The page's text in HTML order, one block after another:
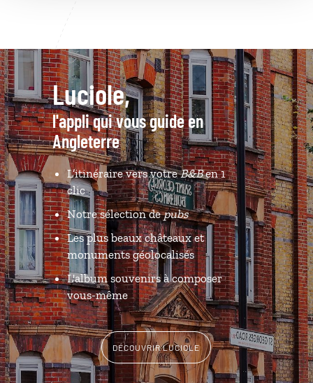
Luciole,
l'appli qui vous guide en
Angleterre
L’itinéraire vers votreB&Ben 1
clic
Notre sélection depubs
Les plus beaux châteaux et
monuments géolocalisés
L'album souvenirs à composer
vous-même
DÉCOUVRIR LUCIOLE